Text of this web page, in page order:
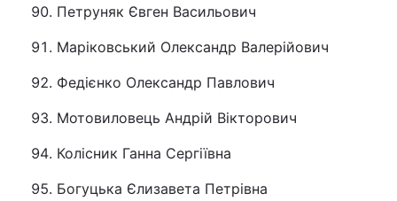
Петруняк Євген Васильович
Маріковський Олександр Валерійович
Федієнко Олександр Павлович
Мотовиловець Андрій Вікторович
Колісник Ганна Сергіївна
Богуцька Єлизавета Петрівна